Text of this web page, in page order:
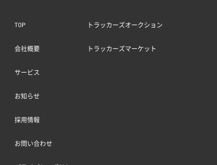
TOP
会社概要
サービス
お知らせ
採用情報
お問い合わせ
トラッカーズオークション
トラッカーズマーケット